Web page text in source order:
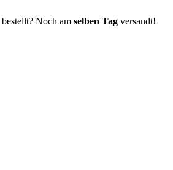
bestellt? Noch am selben Tag versandt!